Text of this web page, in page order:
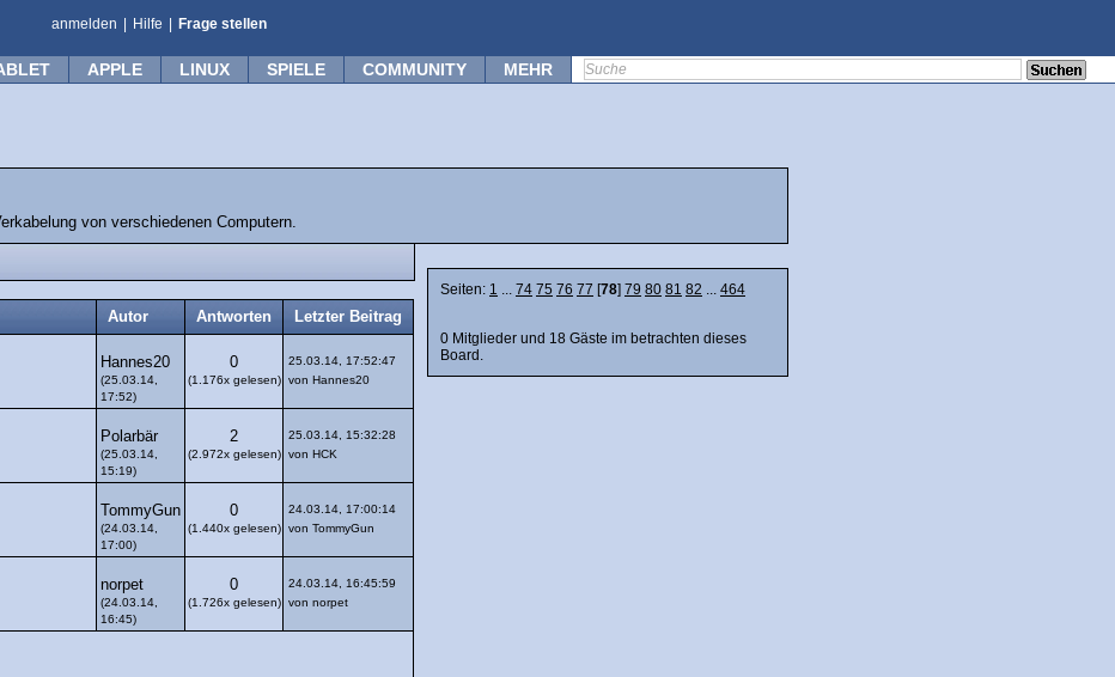
anmelden Hilfe Frage stellen
APPLE LINUX SPIELE COMMUNITY MEHR
von verschiedenen Computern.
Autor Antworten Letzter Beitrag
Hannes20
(25.03.14,
17:52)
0
(1.176x gelesen)
25.03.14, 17:52:47
von Hannes20
Polarbär
(25.03.14,
15:19)
2
(2.972x gelesen)
25.03.14, 15:32:28
von HCK
TommyGun
(24.03.14,
17:00)
0
(1.440x gelesen)
24.03.14, 17:00:14
von TommyGun
norpet
(24.03.14,
16:45)
0
(1.726x gelesen)
24.03.14, 16:45:59
von norpet
Seiten: 1 ... 74 75 76 77 [78] 79 80 81 82 ... 464
0 Mitglieder und 18 Gäste im betrachten dieses
Board.